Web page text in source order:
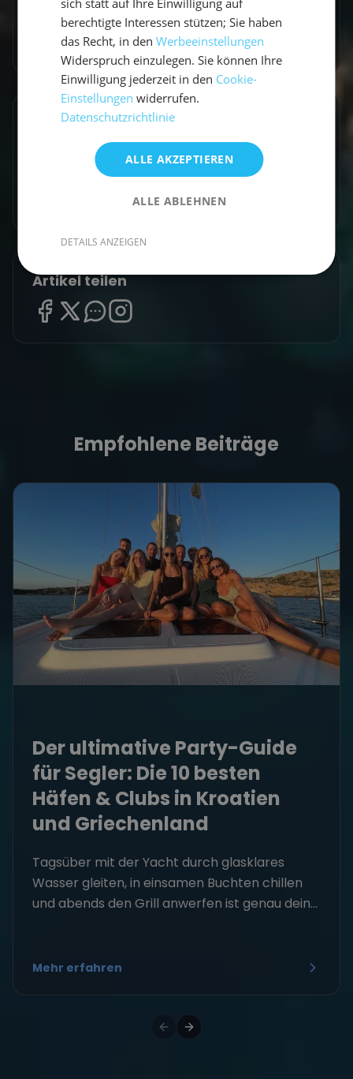
Zum Autorenprofil→
Entdecke ähnliche Törns
Finde deinen perfekten Segeltörn
Artikel teilen
Empfohlene Beiträge
Der ultimative Party-Guide
für Segler: Die 10 besten
Häfen & Clubs in Kroatien
und Griechenland
Tagsüber mit der Yacht durch glasklares
Wasser gleiten, in einsamen Buchten chillen
und abends den Grill anwerfen ist genau dein...
Mehr erfahren
sich statt auf Ihre Einwilligung auf
berechtigte Interessen stützen; Sie haben
das Recht, in denWerbeeinstellungen
Widerspruch einzulegen. Sie können Ihre
Einwilligung jederzeit in den Cookie-
Einstellungen widerrufen.
Datenschutzrichtlinie
ALLE AKZEPTIEREN
ALLE ABLEHNEN
DETAILS ANZEIGEN